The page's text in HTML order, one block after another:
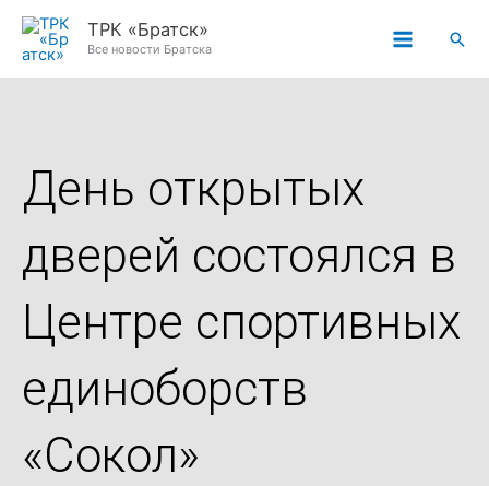
Перейти
ТРК «Братск»
Все новости Братска
День открытых
дверей состоялся в
Центре спортивных
единоборств
«Сокол»